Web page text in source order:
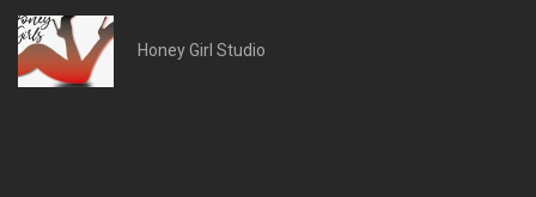
Honey Girl Studio